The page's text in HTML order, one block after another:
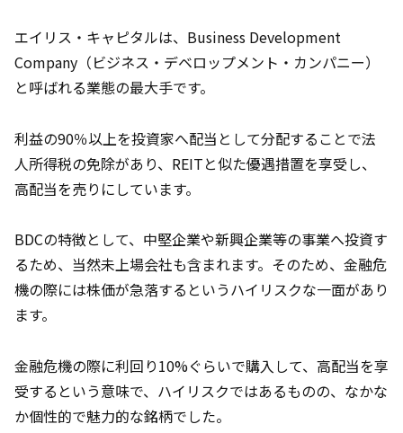
エイリス・キャピタルは、Business Development
Company（ビジネス・デベロップメント・カンパニー）
と呼ばれる業態の最大手です。
利益の90％以上を投資家へ配当として分配することで法
人所得税の免除があり、REITと似た優遇措置を享受し、
高配当を売りにしています。
BDCの特徴として、中堅企業や新興企業等の事業へ投資す
るため、当然未上場会社も含まれます。そのため、金融危
機の際には株価が急落するというハイリスクな一面があり
ます。
金融危機の際に利回り10%ぐらいで購入して、高配当を享
受するという意味で、ハイリスクではあるものの、なかな
か個性的で魅力的な銘柄でした。